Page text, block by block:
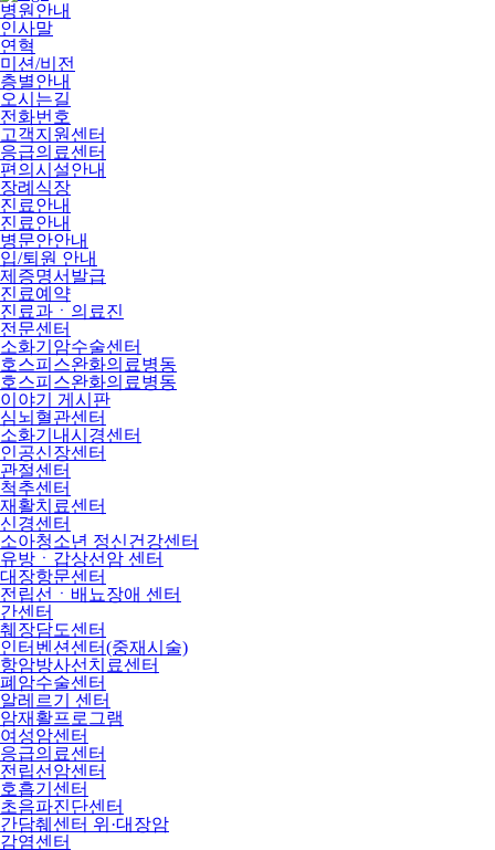
병원안내
인사말
연혁
미션/비전
층별안내
오시는길
전화번호
고객지원센터
응급의료센터
편의시설안내
장례식장
진료안내
진료안내
병문안안내
입/퇴원 안내
제증명서발급
진료예약
진료과ㆍ의료진
전문센터
소화기암수술센터
호스피스완화의료병동
호스피스완화의료병동
이야기 게시판
심뇌혈관센터
소화기내시경센터
인공신장센터
관절센터
척추센터
재활치료센터
신경센터
소아청소년 정신건강센터
유방ㆍ갑상선암 센터
대장항문센터
전립선ㆍ배뇨장애 센터
간센터
췌장담도센터
인터벤션센터(중재시술)
항암방사선치료센터
폐암수술센터
알레르기 센터
암재활프로그램
여성암센터
응급의료센터
전립선암센터
호흡기센터
초음파진단센터
간담췌센터 위·대장암
감염센터